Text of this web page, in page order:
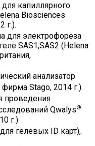
капиллярного
Biosciences
г.).
для электрофореза
SAS1,SAS2 (Helena
анализатор
Stago, 2014 г.).
проведения
Qwalys®
г.).
гелевых ID карт),